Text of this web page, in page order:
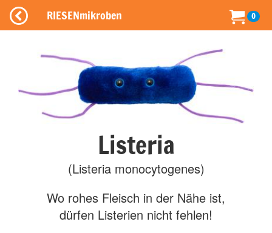
RIESENmikroben 0
Listeria
(Listeria monocytogenes)
Wo rohes Fleisch in der Nähe ist,
dürfen Listerien nicht fehlen!